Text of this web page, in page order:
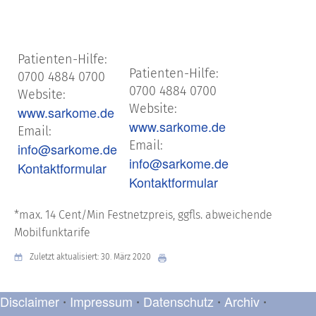
Patienten-Hilfe:
0700 4884 0700
Website:
www.sarkome.de
Email:
info@sarkome.de
Kontaktformular
Patienten-Hilfe:
0700 4884 0700
Website:
www.sarkome.de
Email:
info@sarkome.de
Kontaktformular
*max. 14 Cent/Min Festnetzpreis, ggfls. abweichende
Mobilfunktarife
Zuletzt aktualisiert: 30. März 2020
Disclaimer • Impressum • Datenschutz • Archiv •